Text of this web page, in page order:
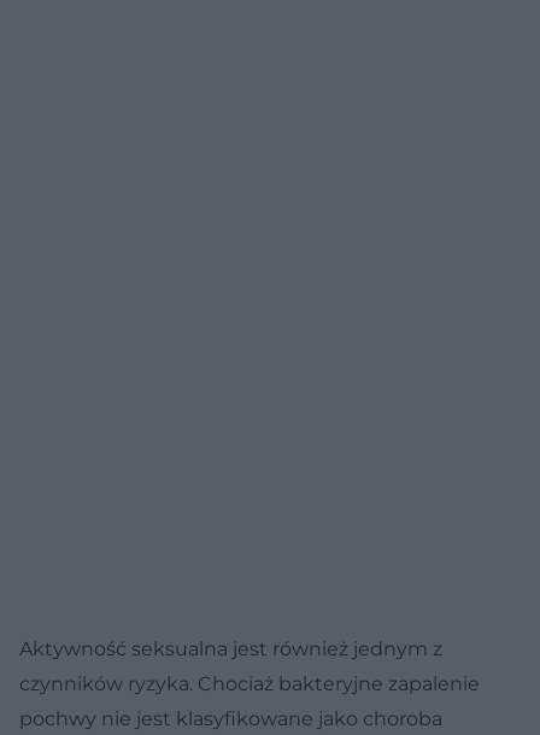
Aktywność seksualna jest również jednym z
czynników ryzyka. Chociaż bakteryjne zapalenie
pochwy nie jest klasyfikowane jako choroba